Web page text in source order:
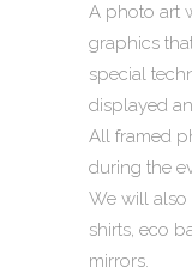
A photo art
graphics
special
displayed
All framed
during the
We will also
shirts, eco
mirrors.